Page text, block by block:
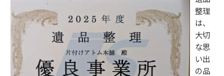
整理
は、
大切
な思
い出
の品